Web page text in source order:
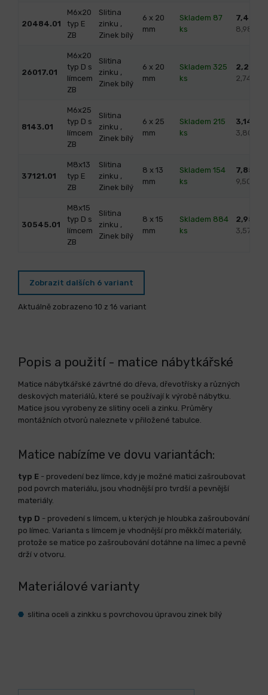
20484.01
M6x20
typ E
ZB
Slitina
zinku ,
Zinek bílý
6 x 20
mm
Skladem 87
ks
7,42
8,98 s
26017.01
M6x20
typ D s
límcem
ZB
Slitina
zinku ,
Zinek bílý
6 x 20
mm
Skladem 325
ks
2,27
2,74 s
8143.01
M6x25
typ D s
límcem
ZB
Slitina
zinku ,
Zinek bílý
6 x 25
mm
Skladem 215
ks
3,14
3,80 s
37121.01
M8x13
typ E
ZB
Slitina
zinku ,
Zinek bílý
8 x 13
mm
Skladem 154
ks
7,85
9,50 s
30545.01
M8x15
typ D s
límcem
ZB
Slitina
zinku ,
Zinek bílý
8 x 15
mm
Skladem 884
ks
2,95
3,57 s
Zobrazit dalších 6 variant
Aktuálně zobrazeno 10 z 16 variant
Popis a použití - matice nábytkářské
Matice nábytkářské závrtné do dřeva, dřevotřísky a různých
deskových materiálů, které se používají k výrobě nábytku.
Matice jsou vyrobeny ze slitiny oceli a zinku. Průměry
montážních otvorů naleznete v přiložené tabulce.
Matice nabízíme ve dovu variantách:
typ E - provedení bez límce, kdy je možné matici zašroubovat
pod povrch materiálu, jsou vhodnější pro tvrdší a pevnější
materiály.
typ D - provedení s límcem, u kterých je hloubka zašroubování
po límec. Varianta s límcem je vhodnější pro měkkčí materiály,
protože se matice po zašroubování dotáhne na límec a pevně
drží v otvoru.
Materiálové varianty
slitina oceli a zinkku s povrchovou úpravou zinek bílý